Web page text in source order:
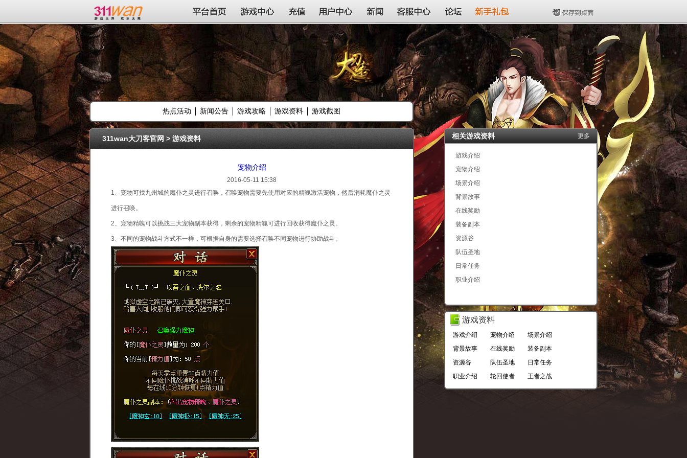
311wan平台 平台首页 游戏中心 充值 用户中心 新闻 客服中心 论坛 新手礼包 保存到桌面
热点活动 新闻公告 游戏攻略 游戏资料 游戏截图
311wan大刀客官网 >游戏资料
宠物介绍
2016-05-11 15:38
1、宠物可找九州城的魔仆之灵进行召唤，召唤宠物需要先使用对应的精魄激活宠物，然后消耗魔仆之灵
进行召唤。
2、宠物精魄可以挑战三大宠物副本获得，剩余的宠物精魄可进行回收获得魔仆之灵。
3、不同的宠物战斗方式不一样，可根据自身的需要选择召唤不同宠物进行协助战斗。
相关游戏资料 更多
游戏介绍
宠物介绍
场景介绍
背景故事
在线奖励
装备副本
资源谷
队伍圣地
日常任务
职业介绍
游戏资料
游戏介绍 宠物介绍
场景介绍
背景故事
在线奖励
装备副本
资源谷
队伍圣地
日常任务
职业介绍
轮回使者 王者之战